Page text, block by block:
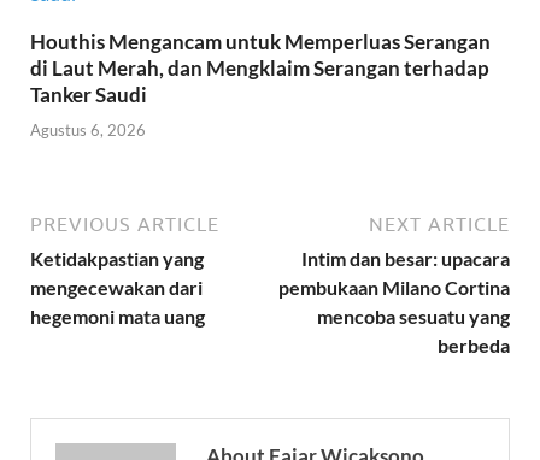
Houthis Mengancam untuk Memperluas Serangan
di Laut Merah, dan Mengklaim Serangan terhadap
Tanker Saudi
Agustus 6, 2026
PREVIOUS ARTICLE
Ketidakpastian yang
mengecewakan dari
hegemoni mata uang
NEXT ARTICLE
Intim dan besar: upacara
pembukaan Milano Cortina
mencoba sesuatu yang
berbeda